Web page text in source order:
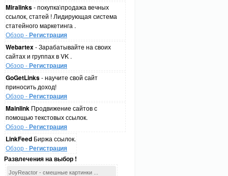
Miralinks- покупка\продажа вечных
ссылок, статей ! Лидирующая система
статейного маркетинга .
Обзор -Регистрация
Webartex- Зарабатывайте на своих
сайтах и группах в VK .
Обзор -Регистрация
GoGetLinks- научите свой сайт
приносить доход!
Обзор -Регистрация
Mainlink Продвижение сайтов с
помощью текстовых ссылок.
Обзор -Регистрация
LinkFeed Биржа ссылок.
Обзор -Регистрация
Развлечения на выбор !
JoyReactor - смешные картинки ...